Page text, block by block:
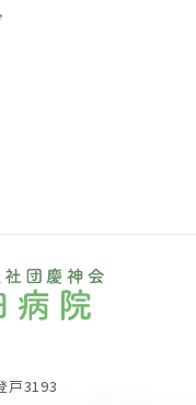
戸3193